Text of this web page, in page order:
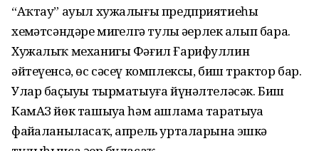
“Аҡтау” ауыл хужалығы предприятиеһы
хеҙмәтсәндәре миҙгелгә тулы әҙерлек алып бара.
Хужалыҡ механигы Фәғил Ғарифуллин
әйтеүенсә, өс сәсеү комплексы, биш трактор бар.
Улар баҫыуҙы тырматыуға йүнәлтеләсәк. Биш
КамАЗ йөк ташыуҙа һәм ашлама таратыуҙа
файҙаланыласаҡ, апрель урталарына эшкә